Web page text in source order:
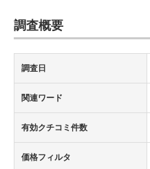
調査概要
調査日
関連ワード
有効クチコミ件数
価格フィルタ